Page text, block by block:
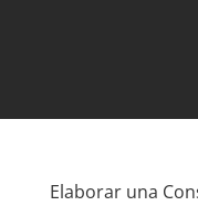
Elaborar una